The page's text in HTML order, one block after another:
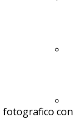
fotografico con